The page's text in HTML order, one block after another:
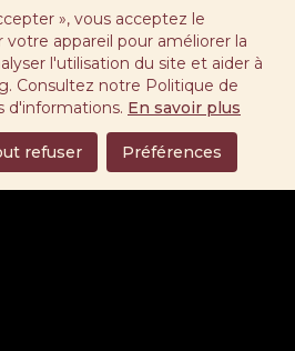
», vous acceptez le
appareil pour améliorer la
l'utilisation du site et aider à
Consultez notre Politique de
d'informations. En savoir plus
refuser Préférences